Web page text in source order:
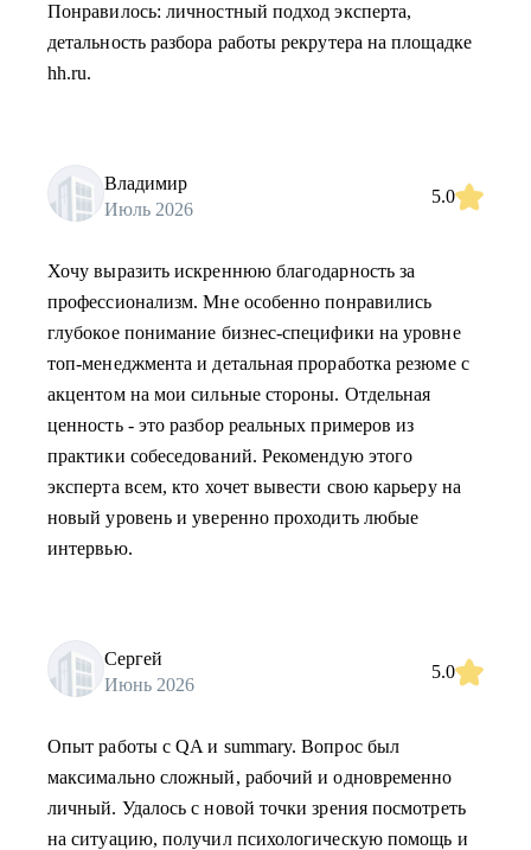
Понравилось: личностный подход эксперта,
детальность разбора работы рекрутера на площадке
hh.ru.
Владимир
Июль 2026
5.0
Хочу выразить искреннюю благодарность за
профессионализм. Мне особенно понравились
глубокое понимание бизнес-специфики на уровне
топ-менеджмента и детальная проработка резюме с
акцентом на мои сильные стороны. Отдельная
ценность - это разбор реальных примеров из
практики собеседований. Рекомендую этого
эксперта всем, кто хочет вывести свою карьеру на
новый уровень и уверенно проходить любые
интервью.
Сергей
Июнь 2026
5.0
Опыт работы с QA и summary. Вопрос был
максимально сложный, рабочий и одновременно
личный. Удалось с новой точки зрения посмотреть
на ситуацию, получил психологическую помощь и